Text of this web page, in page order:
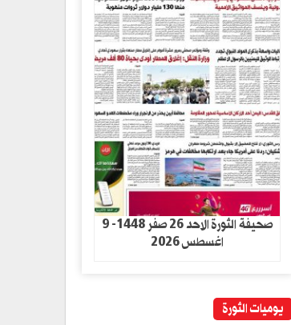
صحيفة الثورة الاحد 26 صفر 1448- 9
اغسطس 2026
يوميات الثورة